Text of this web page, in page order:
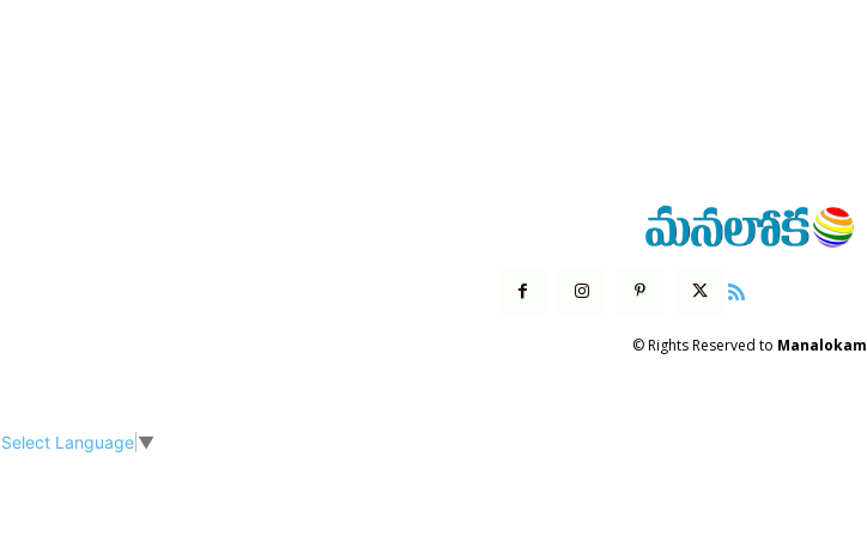
© Rights Reserved to Manalokam
Select Language ▼